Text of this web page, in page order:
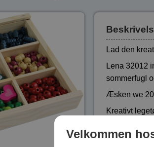
Lad den
Lena 32012
sommerfugl
Æsken we 20
Kreativt
Vare nr.:LE-
Velkommen